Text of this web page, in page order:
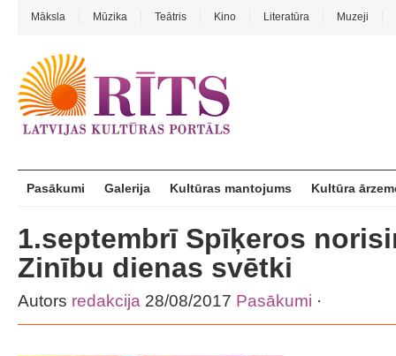
Māksla Mūzika Teātris Kino Literatūra Muzeji
Pasākumi Galerija Kultūras mantojums Kultūra
1.septembrī Spīķeros
Zinību dienas svētki
Autors redakcija 28/08/2017 Pasākumi ·